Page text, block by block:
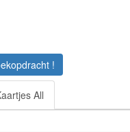
!
All